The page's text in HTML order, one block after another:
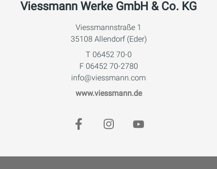
Viessmann Werke GmbH & Co. KG
Viessmannstraße 1
35108 Allendorf (Eder)
T 06452 70-0
F 06452 70-2780
info@viessmann.com
www.viessmann.de